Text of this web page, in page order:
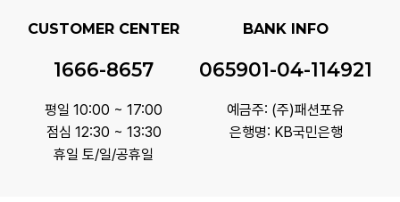
CUSTOMER CENTER
1666-8657
평일 10:00 ~ 17:00
점심 12:30 ~ 13:30
휴일 토/일/공휴일
BANK INFO
065901-04-114921
예금주: (주)패션포유
은행명: KB국민은행